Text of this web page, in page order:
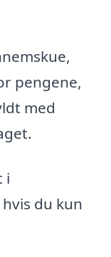
pengene,
med
i
du kun